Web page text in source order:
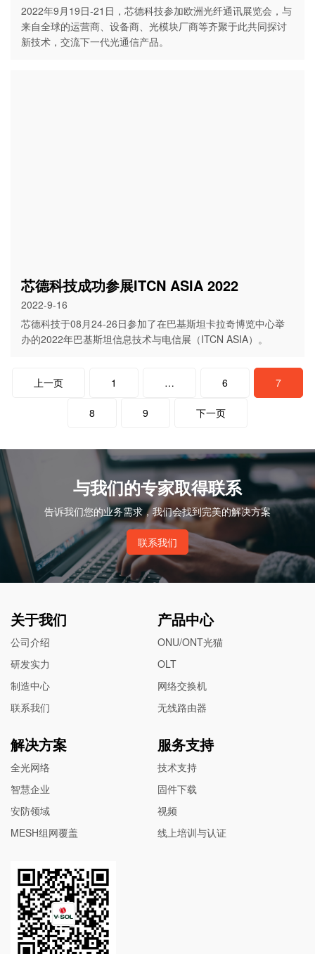
2022年9月19日-21日，芯德科技参加欧洲光纤通讯展览会，与
来自全球的运营商、设备商、光模块厂商等齐聚于此共同探讨
新技术，交流下一代光通信产品。
芯德科技成功参展ITCN ASIA 2022
2022-9-16
芯德科技于08月24-26日参加了在巴基斯坦卡拉奇博览中心举
办的2022年巴基斯坦信息技术与电信展（ITCN ASIA）。
上一页 1 … 6 7
8 9 下一页
与我们的专家取得联系
告诉我们您的业务需求，我们会找到完美的解决方案
联系我们
关于我们
公司介绍
研发实力
制造中心
联系我们
产品中心
ONU/ONT光猫
OLT
网络交换机
无线路由器
解决方案
全光网络
智慧企业
安防领域
MESH组网覆盖
服务支持
技术支持
固件下载
视频
线上培训与认证